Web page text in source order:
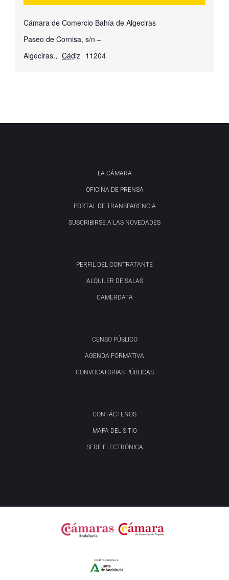
Cámara de Comercio Bahía de Algeciras
Paseo de Cornisa, s/n –
Algeciras., Cádiz 11204
LA CÁMARA
OFICINA DE PRENSA
PORTAL DE TRANSPARENCIA
SUSCRIBIRSE A LAS NOVEDADES
PERFIL DEL CONTRATANTE
ALQUILER DE SALAS
CAMERDATA
CENSO PÚBLICO
AGENDA FORMATIVA
CONVOCATORIAS PÚBLICAS
CONTÁCTENOS
MAPA DEL SITIO
SEDE ELECTRÓNICA